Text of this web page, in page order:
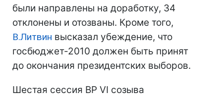
были направлены на доработку, 34
отклонены и отозваны. Кроме того,
В.Литвин высказал убеждение, что
госбюджет-2010 должен быть принят
до окончания президентских выборов.
Шестая сессия ВР VI созыва